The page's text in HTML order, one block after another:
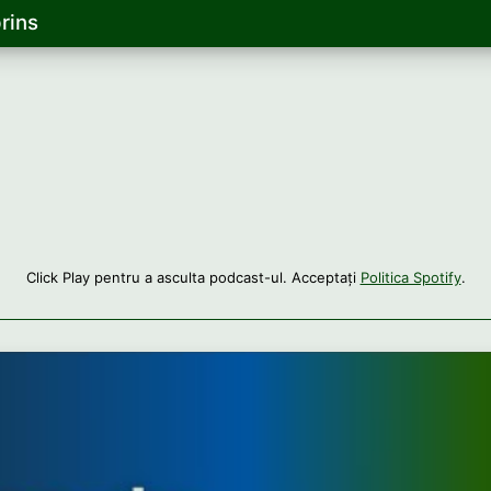
Click Play pentru a asculta podcast-ul. Acceptați Politica Spotify.